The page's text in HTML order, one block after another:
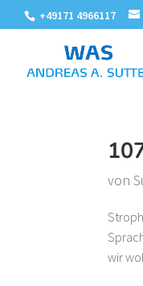
+49171 4966117
von
wir